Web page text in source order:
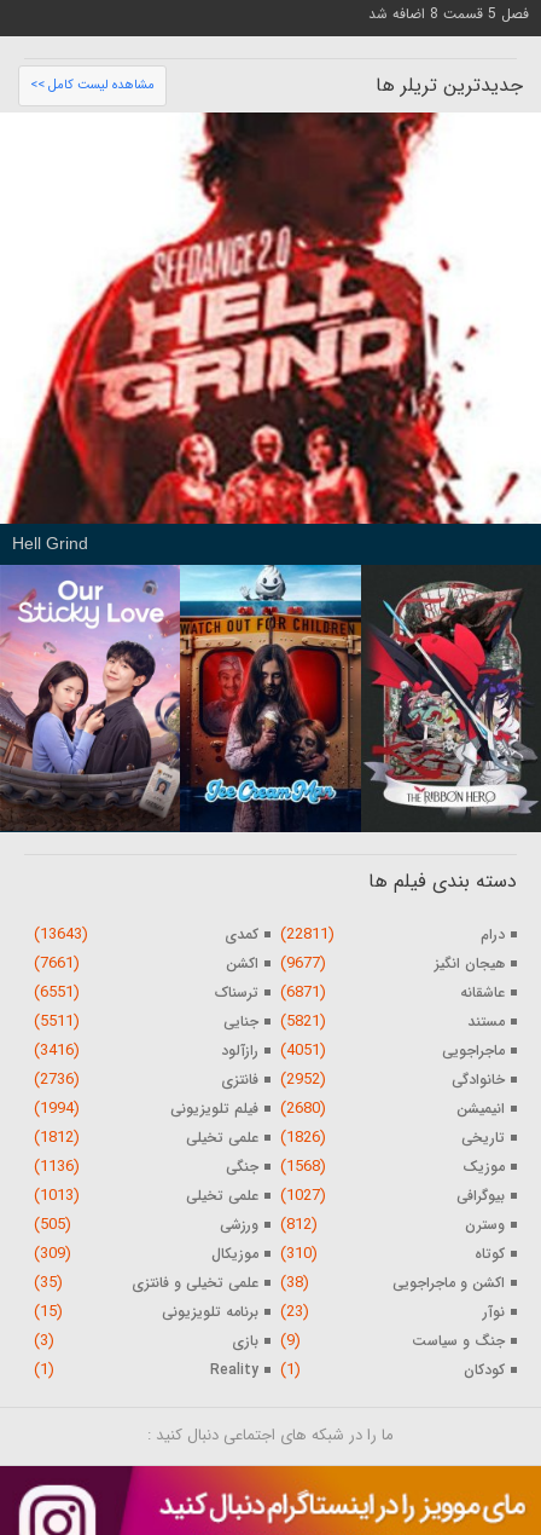
فصل 5 قسمت 8 اضافه شد
جدیدترین تریلر ها مشاهده لیست کامل >>
Hell Grind
دسته بندی فیلم ها
درام (22811) کمدی (13643)
هیجان انگیز (9677) اکشن (7661)
عاشقانه (6871) ترسناک (6551)
مستند (5821) جنایی (5511)
ماجراجویی (4051) رازآلود (3416)
خانوادگی (2952) فانتزی (2736)
انیمیشن (2680) فیلم تلویزیونی (1994)
تاریخی (1826) علمی تخیلی (1812)
موزیک (1568) جنگی (1136)
بیوگرافی (1027) علمی تخیلی (1013)
وسترن (812) ورزشی (505)
کوتاه (310) موزیکال (309)
اکشن و ماجراجویی (38) علمی تخیلی و فانتزی (35)
نوآر (23) برنامه تلویزیونی (15)
جنگ و سیاست (9) بازی (3)
کودکان (1)
Reality
(1)
ما را در شبکه های اجتماعی دنبال کنید :